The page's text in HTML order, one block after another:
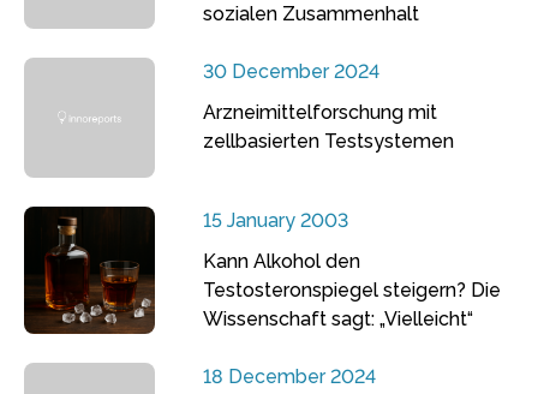
sozialen Zusammenhalt
30 December 2024
Arzneimittelforschung mit
zellbasierten Testsystemen
15 January 2003
Kann Alkohol den
Testosteronspiegel steigern? Die
Wissenschaft sagt: „Vielleicht“
18 December 2024